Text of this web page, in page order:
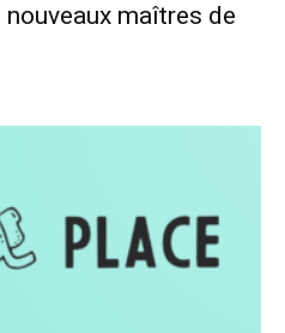
maîtres de